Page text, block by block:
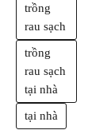
trồng
rau sạch
trồng
rau sạch
tại nhà
tại nhà